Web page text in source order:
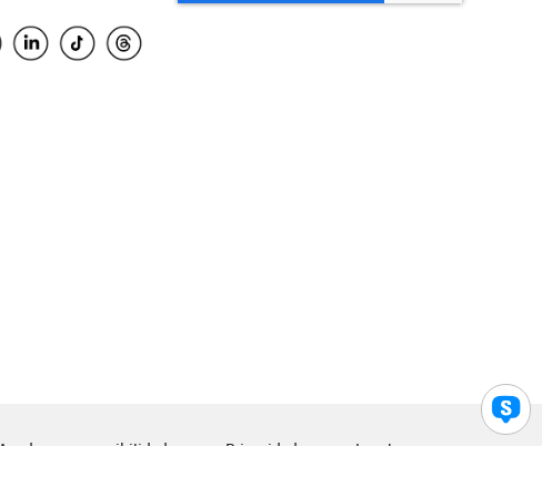
Ayuda para accesibilidad Privacidad Legal